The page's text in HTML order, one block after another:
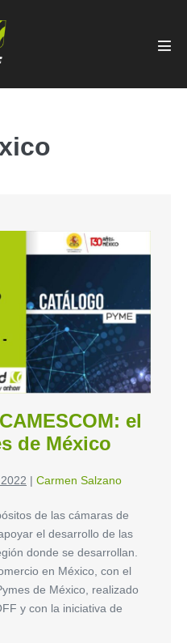
el
de México
| Carmen Salzano
de las cámaras de
el desarrollo de las
donde se desarrollan.
en México, con el
de México, realizado
y con la iniciativa de